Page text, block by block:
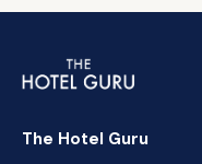
The Hotel Guru